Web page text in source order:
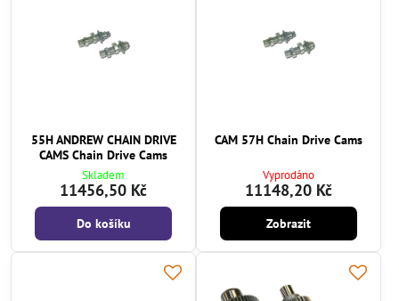
55H ANDREW CHAIN DRIVE
CAMS Chain Drive Cams
Skladem
11456,50 Kč
Do košíku
CAM 57H Chain Drive Cams
Vyprodáno
11148,20 Kč
Zobrazit